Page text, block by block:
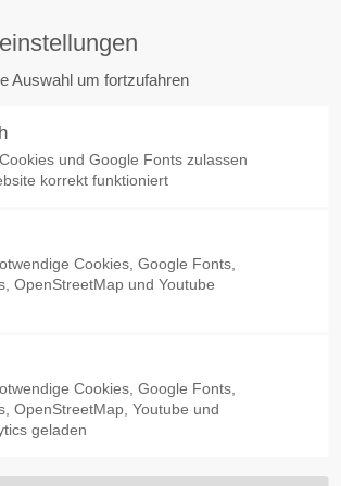
(GMT
Get in touch
San Francisco, CA 94102
+44 1234 567 890
Denkmalsanierung Kleiner
für barrierefreies Bauen und Wohnen
Auswahl um fortzufahren
und Google Fonts zulassen
korrekt funktioniert
Cookies, Google Fonts,
OpenStreetMap und Youtube
Cookies, Google Fonts,
OpenStreetMap, Youtube und
geladen